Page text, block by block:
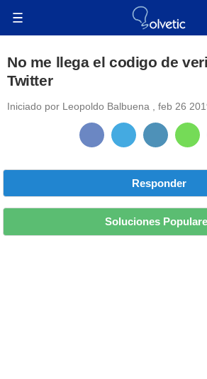
No me llega el codigo de
Twitter
Iniciado por Leopoldo Balbuena feb 26
Responder
Soluciones